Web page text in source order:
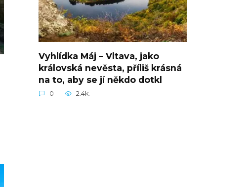
Vyhlídka Máj – Vltava, jako
královská nevěsta, příliš krásná
na to, aby se jí někdo dotkl
0 2.4k.